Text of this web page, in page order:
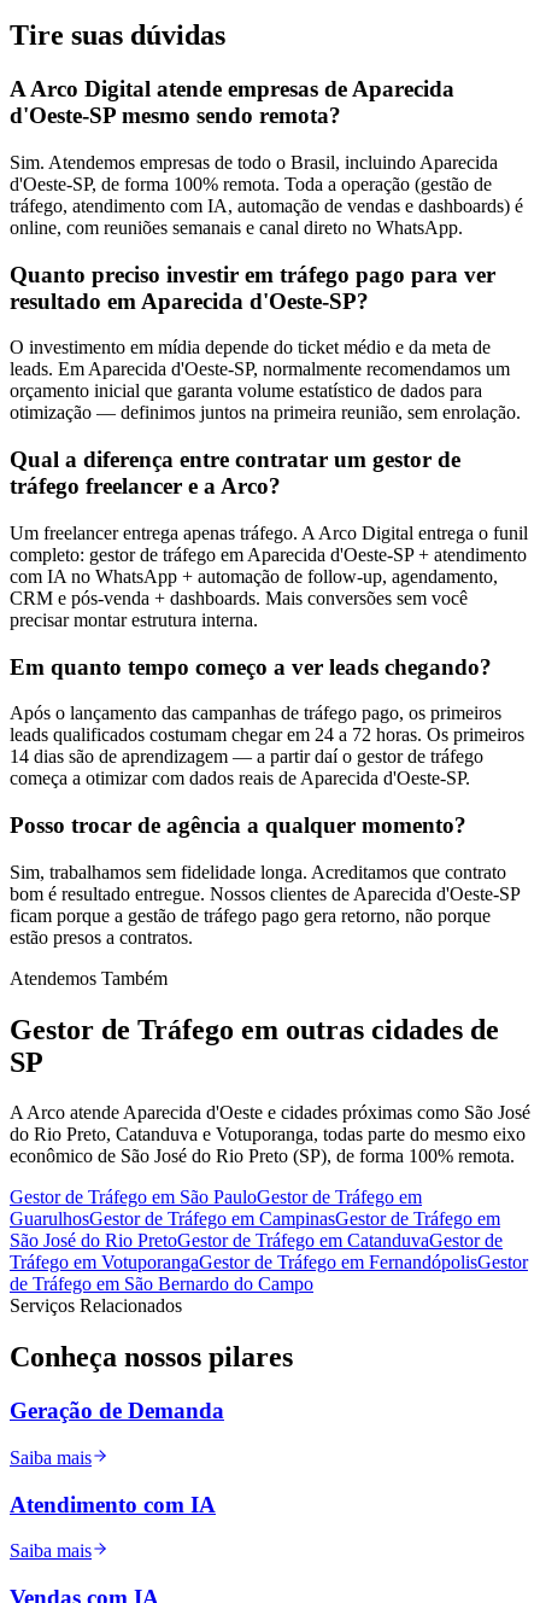
Tire suas dúvidas
A Arco Digital atende empresas de Aparecida
d'Oeste-SP mesmo sendo remota?
Sim. Atendemos empresas de todo o Brasil, incluindo Aparecida
d'Oeste-SP, de forma 100% remota. Toda a operação (gestão de
tráfego, atendimento com IA, automação de vendas e dashboards) é
online, com reuniões semanais e canal direto no WhatsApp.
Quanto preciso investir em tráfego pago para ver
resultado em Aparecida d'Oeste-SP?
O investimento em mídia depende do ticket médio e da meta de
leads. Em Aparecida d'Oeste-SP, normalmente recomendamos um
orçamento inicial que garanta volume estatístico de dados para
otimização — definimos juntos na primeira reunião, sem enrolação.
Qual a diferença entre contratar um gestor de
tráfego freelancer e a Arco?
Um freelancer entrega apenas tráfego. A Arco Digital entrega o funil
completo: gestor de tráfego em Aparecida d'Oeste-SP + atendimento
com IA no WhatsApp + automação de follow-up, agendamento,
CRM e pós-venda + dashboards. Mais conversões sem você
precisar montar estrutura interna.
Em quanto tempo começo a ver leads chegando?
Após o lançamento das campanhas de tráfego pago, os primeiros
leads qualificados costumam chegar em 24 a 72 horas. Os primeiros
14 dias são de aprendizagem — a partir daí o gestor de tráfego
começa a otimizar com dados reais de Aparecida d'Oeste-SP.
Posso trocar de agência a qualquer momento?
Sim, trabalhamos sem fidelidade longa. Acreditamos que contrato
bom é resultado entregue. Nossos clientes de Aparecida d'Oeste-SP
ficam porque a gestão de tráfego pago gera retorno, não porque
estão presos a contratos.
Atendemos Também
Gestor de Tráfego em outras cidades de
SP
A Arco atende Aparecida d'Oeste e cidades próximas como São José
do Rio Preto, Catanduva e Votuporanga, todas parte do mesmo eixo
econômico de São José do Rio Preto (SP), de forma 100% remota.
Gestor de Tráfego em São PauloGestor de Tráfego em
GuarulhosGestor de Tráfego em CampinasGestor de Tráfego em
São José do Rio PretoGestor de Tráfego em CatanduvaGestor de
Tráfego em VotuporangaGestor de Tráfego em FernandópolisGestor
de Tráfego em São Bernardo do Campo
Serviços Relacionados
Conheça nossos pilares
Geração de Demanda
Saiba mais
Atendimento com IA
Saiba mais
Vendas com IA